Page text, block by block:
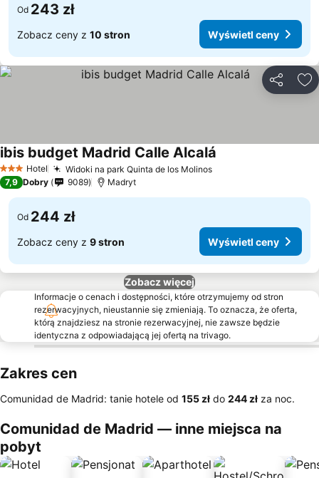
Od 243 zł
Zobacz ceny z 10 stron Wyświetl ceny
3 Kategoria
Hotel Widoki na park Quinta de los MolinosWyświetl ceny
ibis budget Madrid Calle Alcalá
7,9 Dobry 9089 Madryt
Od 244 zł
Zobacz ceny z 9 stron Wyświetl ceny
Zobacz więcej
Informacje o cenach i dostępności, które otrzymujemy od stron
rezerwacyjnych, nieustannie się zmieniają. To oznacza, że oferta,
którą znajdziesz na stronie rezerwacyjnej, nie zawsze będzie
identyczna z odpowiadającą jej ofertą na trivago.
Zakres cen
Comunidad de Madrid: tanie hotele od ‎155 zł do ‎244 zł za noc.
Comunidad de Madrid — inne miejsca na
pobyt